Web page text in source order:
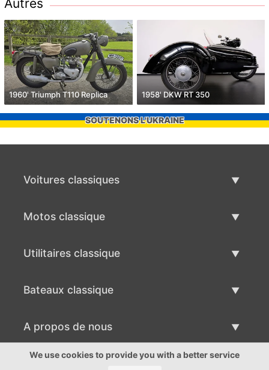
Autres
1960' Triumph T110 Replica 1958' DKW RT 350
SOUTENONS L'UKRAINE
Voitures classiques
Motos classique
Utilitaires classique
Bateaux classique
Vends bateau classique
A propos de nous
A propos de nous
We use cookies to provide you with a better service